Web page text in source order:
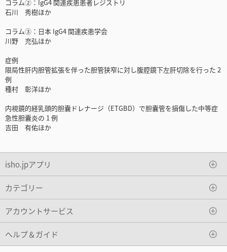
コラム②：IgG4 関連疾患患者レジストリ
石川 秀樹ほか
コラム③：日本 IgG4 関連疾患学会
川野 充弘ほか
症例
限局性肝内胆管拡張を伴った胆管狭窄に対し腹腔鏡下左肝切除を行った 2
例
種村 彰洋ほか
内視鏡的経乳頭的胆囊ドレナージ（ETGBD）で胆囊管を損傷した中等症
急性胆囊炎の 1 例
吉田 有佑ほか
isho.jpアプリ
カテゴリー
アカウントサービス
ヘルプ＆ガイド